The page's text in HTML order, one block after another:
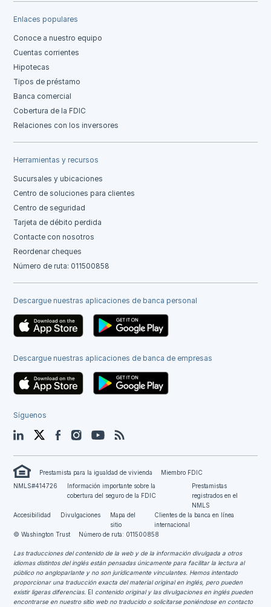
Enlaces populares
Conoce a nuestro equipo
Cuentas corrientes
Hipotecas
Tipos de préstamo
Banca comercial
Cobertura de la FDIC
Relaciones con los inversores
Herramientas y recursos
Sucursales y ubicaciones
Centro de soluciones para clientes
Centro de seguridad
Tarjeta de débito perdida
Contacte con nosotros
Reordenar cheques
Número de ruta: 011500858
Descargue nuestras aplicaciones de banca personal
Descargue nuestras aplicaciones de banca de empresas
Síguenos
LinkedIn TwitterFacebookInstagramYouTube
Prestamista para la igualdad de vivienda
Miembro FDIC
NMLS#414726
Información importante sobre la
cobertura del seguro de la FDIC
Prestamistas
registrados en el
NMLS
Accesibilidad
Divulgaciones
Mapa del
sitio
Clientes de la banca en línea
internacional
© Washington Trust
Número de ruta: 011500858
Las traducciones del contenido de la web y de la información divulgada a otros
idiomas distintos del inglés están pensadas únicamente para facilitar la lectura al
público no angloparlante y no son jurídicamente vinculantes. Hemos intentado
proporcionar una traducción exacta del material original en inglés, pero pueden
existir ligeras diferencias. El contenido original y las divulgaciones en inglés pueden
encontrarse en nuestro sitio web no traducido o solicitarse poniéndose en contacto